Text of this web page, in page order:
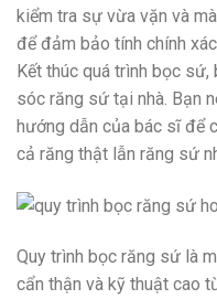
kiểm tra sự vừa vặn và
để đảm bảo tính chính
Kết thúc quá trình bọc
sóc răng sứ tại nhà. Bạn
hướng dẫn của bác sĩ để
cả răng thật lẫn răng sứ
Quy trình bọc răng sứ là
cẩn thận và kỹ thuật cao